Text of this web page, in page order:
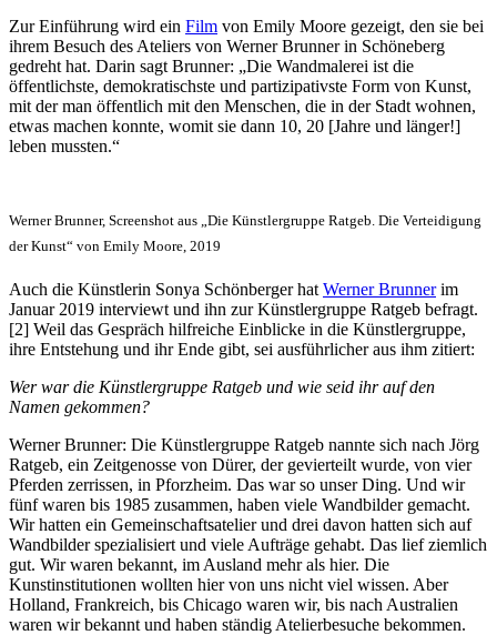
Zur Einführung wird ein Film von Emily Moore gezeigt, den sie bei
ihrem Besuch des Ateliers von Werner Brunner in Schöneberg
gedreht hat. Darin sagt Brunner: „Die Wandmalerei ist die
öffentlichste, demokratischste und partizipativste Form von Kunst,
mit der man öffentlich mit den Menschen, die in der Stadt wohnen,
etwas machen konnte, womit sie dann 10, 20 [Jahre und länger!]
leben mussten.“
Werner Brunner, Screenshot aus „Die Künstlergruppe Ratgeb. Die Verteidigung
der Kunst“ von Emily Moore, 2019
Auch die Künstlerin Sonya Schönberger hat Werner Brunnerim
Januar 2019 interviewt und ihn zur Künstlergruppe Ratgeb befragt.
[2] Weil das Gespräch hilfreiche Einblicke in die Künstlergruppe,
ihre Entstehung und ihr Ende gibt, sei ausführlicher aus ihm zitiert:
Wer war die Künstlergruppe Ratgeb und wie seid ihr auf den
Namen gekommen?
Werner Brunner: Die Künstlergruppe Ratgeb nannte sich nach Jörg
Ratgeb, ein Zeitgenosse von Dürer, der gevierteilt wurde, von vier
Pferden zerrissen, in Pforzheim. Das war so unser Ding. Und wir
fünf waren bis 1985 zusammen, haben viele Wandbilder gemacht.
Wir hatten ein Gemeinschaftsatelier und drei davon hatten sich auf
Wandbilder spezialisiert und viele Aufträge gehabt. Das lief ziemlich
gut. Wir waren bekannt, im Ausland mehr als hier. Die
Kunstinstitutionen wollten hier von uns nicht viel wissen. Aber
Holland, Frankreich, bis Chicago waren wir, bis nach Australien
waren wir bekannt und haben ständig Atelierbesuche bekommen.